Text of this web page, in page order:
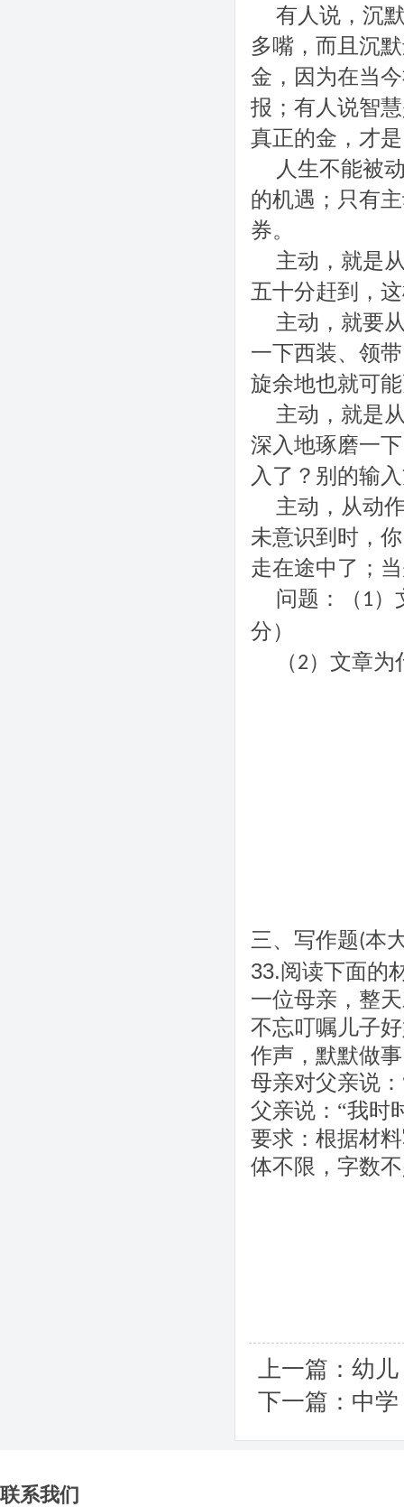
有人说，沉
多嘴，而且沉
金，因为在当
报；有人说智
真正的金，才
人生不能被
的机遇；只有
券。
主动，就是
五十分赶到，
主动，就要
一下西装、领
旋余地也就可
主动，就是
深入地琢磨一
入了？别的输
主动，从动
未意识到时，
走在途中了；
问题：（ 1 ）
分）
（ 2）文章为
三、写作题(本
33.阅读下面的
一位母亲，整
不忘叮嘱儿子
作声，默默做
母亲对父亲说：
父亲说： “我时
要求：根据材
体不限，字数
上一篇： 幼儿
下一篇： 中
联系我们